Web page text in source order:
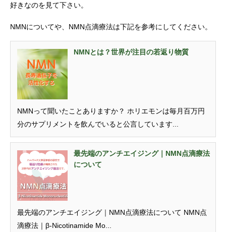
好きなのを見て下さい。
NMNについてや、NMN点滴療法は下記を参考にしてください。
NMNとは？世界が注目の若返り物質
NMNって聞いたことありますか？ ホリエモンは毎月百万円
分のサプリメントを飲んでいると公言しています...
最先端のアンチエイジング｜NMN点滴療法
について
最先端のアンチエイジング｜NMN点滴療法について NMN点
滴療法｜β-Nicotinamide Mo...